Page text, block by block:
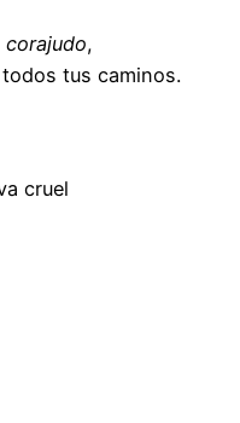
corajudo,
tus caminos.
cruel